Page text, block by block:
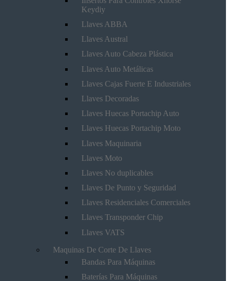
Keydiy
Llaves ABBA
Llaves Austral
Llaves Auto Cabeza Plástica
Llaves Auto Metálicas
Llaves Cajas Fuerte E Industriales
Llaves Decoradas
Llaves Huecas Portachip Auto
Llaves Huecas Portachip Moto
Llaves Maquinaria
Llaves Moto
Llaves No duplicables
Llaves De Punto y Seguridad
Llaves Residenciales Comerciales
Llaves Transponder Chip
Llaves VATS
Maquinas De Corte De Llaves
Bandas Para Máquinas
Baterías Para Máquinas